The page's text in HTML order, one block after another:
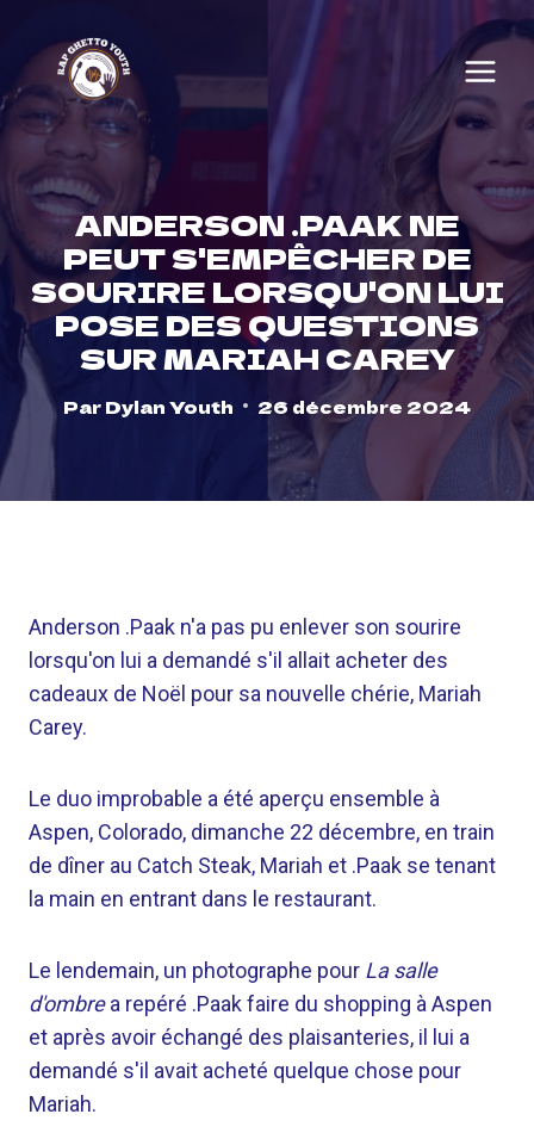
content
ANDERSON .PAAK NE
PEUT S'EMPÊCHER DE
SOURIRE LORSQU'ON LUI
POSE DES QUESTIONS
SUR MARIAH CAREY
ParDylan Youth 26 décembre 2024
Anderson .Paak n'a pas pu enlever son sourire
lorsqu'on lui a demandé s'il allait acheter des
cadeaux de Noël pour sa nouvelle chérie, Mariah
Carey.
Le duo improbable a été aperçu ensemble à
Aspen, Colorado, dimanche 22 décembre, en train
de dîner au Catch Steak, Mariah et .Paak se tenant
la main en entrant dans le restaurant.
Le lendemain, un photographe pour La salle
d'ombrea repéré .Paak faire du shopping à Aspen
et après avoir échangé des plaisanteries, il lui a
demandé s'il avait acheté quelque chose pour
Mariah.